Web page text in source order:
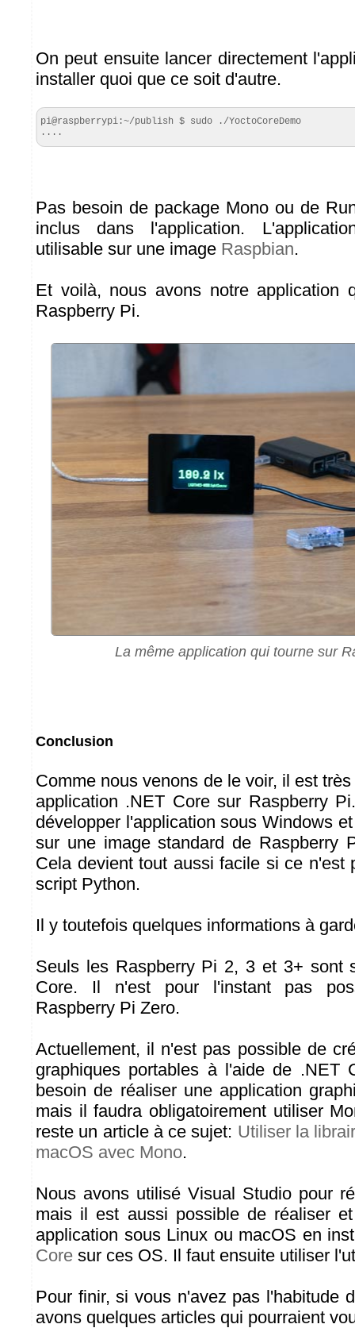
On peut ensuite lancer directement
installer quoi que ce soit d'autre.
pi@raspberrypi:~/publish $ sudo ./YoctoCoreDemo
....
Pas besoin de package Mono ou de
inclus dans l'application.
utilisable sur une image Raspbian.
Et voilà, nous avons notre application
Raspberry Pi.
La même application qui tourne sur
Conclusion
Comme nous venons de le voir, il est
application .NET Core sur Raspberry
développer l'application sous Windows
sur une image standard de Raspberry
Cela devient tout aussi facile si ce n'est
script Python.
Il y toutefois quelques informations à
Seuls les Raspberry Pi 2, 3 et 3+ sont
Core. Il n'est pour l'instant pas
Raspberry Pi Zero.
Actuellement, il n'est pas possible de
graphiques portables à l'aide de .NET
besoin de réaliser une application
mais il faudra obligatoirement utiliser
reste un article à ce sujet: Utiliser la
macOS avec Mono.
Nous avons utilisé Visual Studio pour
mais il est aussi possible de réaliser
application sous Linux ou macOS en
Core sur ces OS. Il faut ensuite utiliser
Pour finir, si vous n'avez pas l'habitude
avons quelques articles qui pourraient